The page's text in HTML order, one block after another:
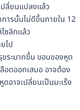
ลี่ยนแปลงแล้ว
ารนั้นไม่ดีขึ้นภายใน 12
ซลิกแล้ว
ไป
ระมากขึ้น ขอบของหูด
ดออกเสมอ อาจต้อง
ดอาจเปลี่ยนเป็นมะเร็ง